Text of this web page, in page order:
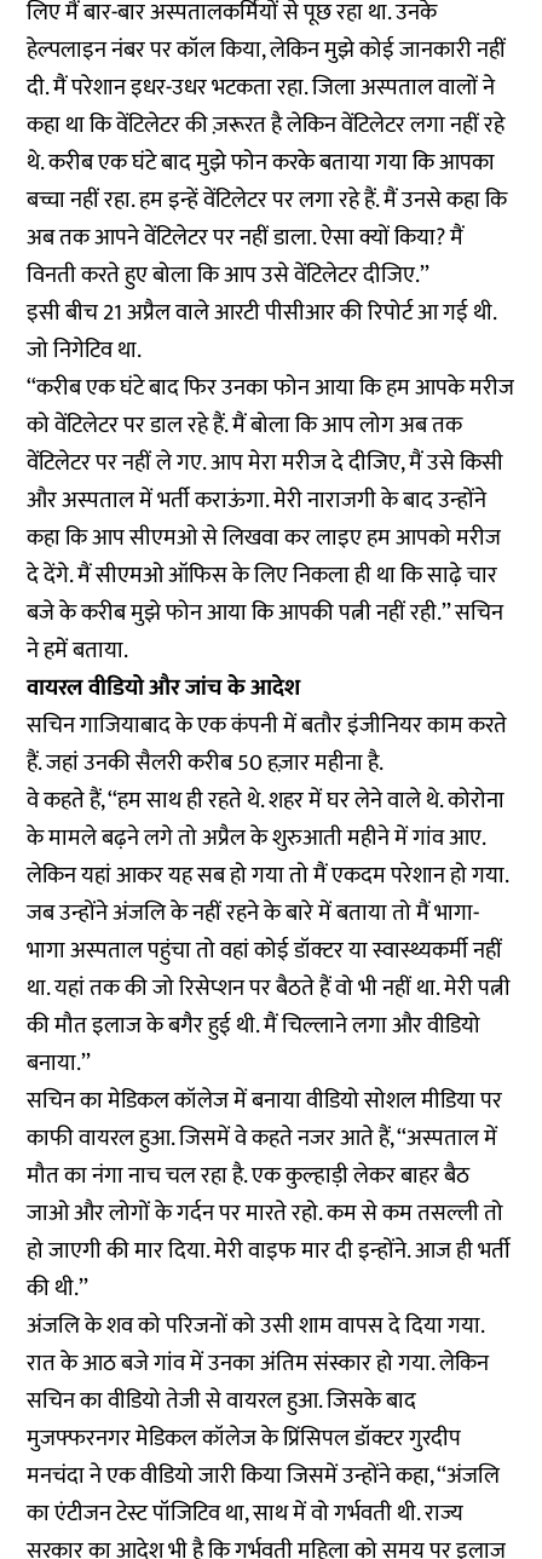
लिए मैं बार-बार अस्पतालकर्मियों से पूछ रहा था. उनके
हेल्पलाइन नंबर पर कॉल किया, लेकिन मुझे कोई जानकारी नहीं
दी. मैं परेशान इधर-उधर भटकता रहा. जिला अस्पताल वालों ने
कहा था कि वेंटिलेटर की ज़रूरत है लेकिन वेंटिलेटर लगा नहीं रहे
थे. करीब एक घंटे बाद मुझे फोन करके बताया गया कि आपका
बच्चा नहीं रहा. हम इन्हें वेंटिलेटर पर लगा रहे हैं. मैं उनसे कहा कि
अब तक आपने वेंटिलेटर पर नहीं डाला. ऐसा क्यों किया? मैं
विनती करते हुए बोला कि आप उसे वेंटिलेटर दीजिए.’’
इसी बीच 21 अप्रैल वाले आरटी पीसीआर की रिपोर्ट आ गई थी.
जो निगेटिव था.
‘‘करीब एक घंटे बाद फिर उनका फोन आया कि हम आपके मरीज
को वेंटिलेटर पर डाल रहे हैं. मैं बोला कि आप लोग अब तक
वेंटिलेटर पर नहीं ले गए. आप मेरा मरीज दे दीजिए, मैं उसे किसी
और अस्पताल में भर्ती कराऊंगा. मेरी नाराजगी के बाद उन्होंने
कहा कि आप सीएमओ से लिखवा कर लाइए हम आपको मरीज
दे देंगे. मैं सीएमओ ऑफिस के लिए निकला ही था कि साढ़े चार
बजे के करीब मुझे फोन आया कि आपकी पत्नी नहीं रही.’’ सचिन
ने हमें बताया.
वायरल वीडियो और जांच के आदेश
सचिन गाजियाबाद के एक कंपनी में बतौर इंजीनियर काम करते
हैं. जहां उनकी सैलरी करीब 50 हज़ार महीना है.
वे कहते हैं, ‘‘हम साथ ही रहते थे. शहर में घर लेने वाले थे. कोरोना
के मामले बढ़ने लगे तो अप्रैल के शुरुआती महीने में गांव आए.
लेकिन यहां आकर यह सब हो गया तो मैं एकदम परेशान हो गया.
जब उन्होंने अंजलि के नहीं रहने के बारे में बताया तो मैं भागा-
भागा अस्पताल पहुंचा तो वहां कोई डॉक्टर या स्वास्थ्यकर्मी नहीं
था. यहां तक की जो रिसेप्शन पर बैठते हैं वो भी नहीं था. मेरी पत्नी
की मौत इलाज के बगैर हुई थी. मैं चिल्लाने लगा और वीडियो
बनाया.’’
सचिन का मेडिकल कॉलेज में बनाया वीडियो सोशल मीडिया पर
काफी वायरल हुआ. जिसमें वे कहते नजर आते हैं, ‘‘अस्पताल में
मौत का नंगा नाच चल रहा है. एक कुल्हाड़ी लेकर बाहर बैठ
जाओ और लोगों के गर्दन पर मारते रहो. कम से कम तसल्ली तो
हो जाएगी की मार दिया. मेरी वाइफ मार दी इन्होंने. आज ही भर्ती
की थी.’’
अंजलि के शव को परिजनों को उसी शाम वापस दे दिया गया.
रात के आठ बजे गांव में उनका अंतिम संस्कार हो गया. लेकिन
सचिन का वीडियो तेजी से वायरल हुआ. जिसके बाद
मुजफ्फरनगर मेडिकल कॉलेज के प्रिंसिपल डॉक्टर गुरदीप
मनचंदा ने एक वीडियो जारी किया जिसमें उन्होंने कहा, ‘‘अंजलि
का एंटीजन टेस्ट पॉजिटिव था, साथ में वो गर्भवती थी. राज्य
सरकार का आदेश भी है कि गर्भवती महिला को समय पर इलाज